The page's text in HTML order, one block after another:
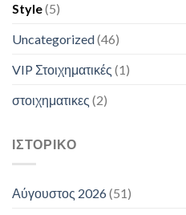
Style(5)
Uncategorized(46)
VIP Στοιχηματικές (1)
στοιχηματικες (2)
ΙΣΤΟΡΙΚΌ
Αύγουστος 2026(51)